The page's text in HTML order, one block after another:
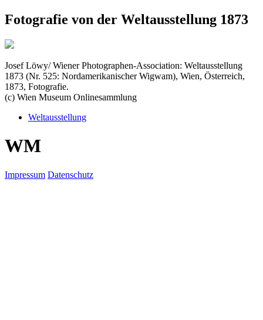
Fotografie von der Weltausstellung 1873
Josef Löwy/Wiener Photographen-Association: Weltausstellung
1873 (Nr. 525: Nordamerikanischer Wigwam), Wien, Österreich,
1873, Fotografie.
(c) Wien Museum Onlinesammlung
Weltausstellung
WM
Impressum Datenschutz